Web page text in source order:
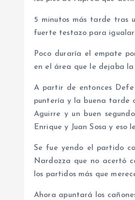
5 minutos más tarde tras
fuerte testazo para igualar
Poco duraría el empate
en el área que le dejaba
A partir de entonces
puntería y la buena tarde
Aguirre y un buen
Enrique y Juan Sosa y eso
Se fue yendo el partido
Nardozza que no acertó
los partidos más que
Ahora apuntará los